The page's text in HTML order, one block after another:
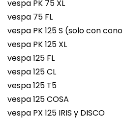
vespa PK 75 XL
vespa 75 FL
vespa PK 125 S (solo con
vespa PK 125 XL
vespa 125 FL
vespa 125 CL
vespa 125 T5
vespa 125 COSA
vespa PX 125 IRIS y DISCO